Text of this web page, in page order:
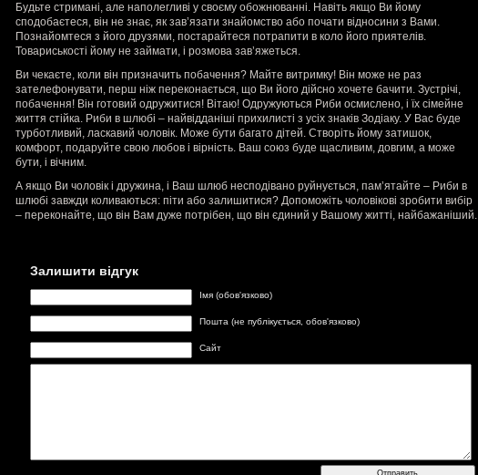
Будьте стримані, але наполегливі у своєму обожнюванні. Навіть якщо Ви йому
сподобаєтеся, він не знає, як зав’язати знайомство або почати відносини з Вами.
Познайомтеся з його друзями, постарайтеся потрапити в коло його приятелів.
Товариськості йому не займати, і розмова зав’яжеться.
Ви чекаєте, коли він призначить побачення? Майте витримку! Він може не раз
зателефонувати, перш ніж переконається, що Ви його дійсно хочете бачити. Зустрічі,
побачення! Він готовий одружитися! Вітаю! Одружуються Риби осмислено, і їх сімейне
життя стійка. Риби в шлюбі – найвідданіші прихилисті з усіх знаків Зодіаку. У Вас буде
турботливий, ласкавий чоловік. Може бути багато дітей. Створіть йому затишок,
комфорт, подаруйте свою любов і вірність. Ваш союз буде щасливим, довгим, а може
бути, і вічним.
А якщо Ви чоловік і дружина, і Ваш шлюб несподівано руйнується, пам’ятайте – Риби в
шлюбі завжди коливаються: піти або залишитися? Допоможіть чоловікові зробити вибір
– переконайте, що він Вам дуже потрібен, що він єдиний у Вашому житті, найбажаніший.
Залишити відгук
Імя (обов'язково)
Пошта (не публікується, обов'язково)
Сайт